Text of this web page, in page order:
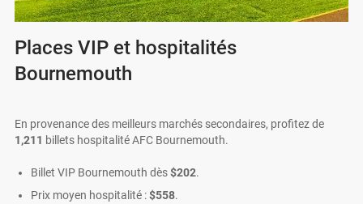
Places VIP et hospitalités
Bournemouth
En provenance des meilleurs marchés secondaires, profitez de
1,211 billets hospitalité AFC Bournemouth.
Billet VIP Bournemouth dès$202.
Prix moyen hospitalité :$558.